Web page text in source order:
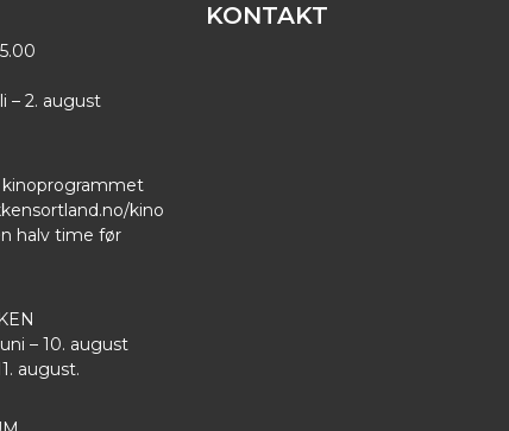
– 2. august
kino
halv time før
– 10. august
august.
KONTAKT